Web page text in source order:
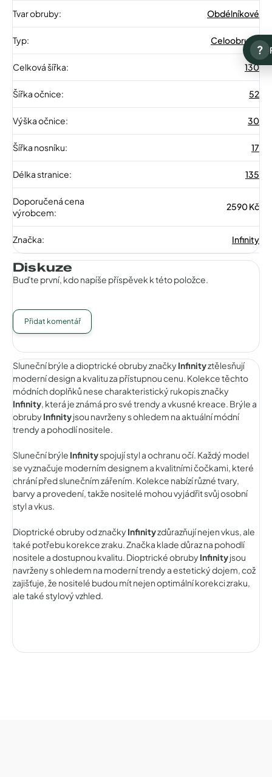
Tvar obruby: Obdélníkové
Typ: Celoobruba
Celková šířka: 130
Šířka očnice: 52
Výška očnice: 30
Šířka nosníku: 17
Délka stranice: 135
Doporučená cena
výrobcem:
2590 Kč
Značka: Infinity
Diskuze
Buďte první, kdo napíše příspěvek k této položce.
Přidat komentář
Sluneční brýle a dioptrické obruby značkyInfinityztělesňují
moderní design a kvalitu za přístupnou cenu. Kolekce těchto
módních doplňků nese charakteristický rukopis značky
Infinity, která je známá pro své trendy a vkusné kreace. Brýle a
obrubyInfinityjsou navrženy s ohledem na aktuální módní
trendy a pohodlí nositele.
Sluneční brýle Infinityspojují styl a ochranu očí. Každý model
se vyznačuje moderním designem a kvalitními čočkami, které
chrání před slunečním zářením. Kolekce nabízí různé tvary,
barvy a provedení, takže nositelé mohou vyjádřit svůj osobní
styl a vkus.
Dioptrické obruby od značkyInfinityzdůrazňují nejen vkus, ale
také potřebu korekce zraku. Značka klade důraz na pohodlí
nositele a dostupnou kvalitu. Dioptrické obrubyInfinityjsou
navrženy s ohledem na moderní trendy a estetický dojem, což
zajišťuje, že nositelé budou mít nejen optimální korekci zraku,
ale také stylový vzhled.
?